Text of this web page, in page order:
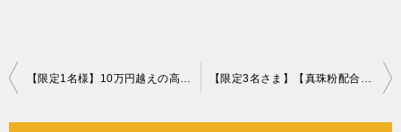
投
【限定1名様】10万円越えの高級梅干しプレゼント 【限定3名さま】【真珠粉配合】XO食パン